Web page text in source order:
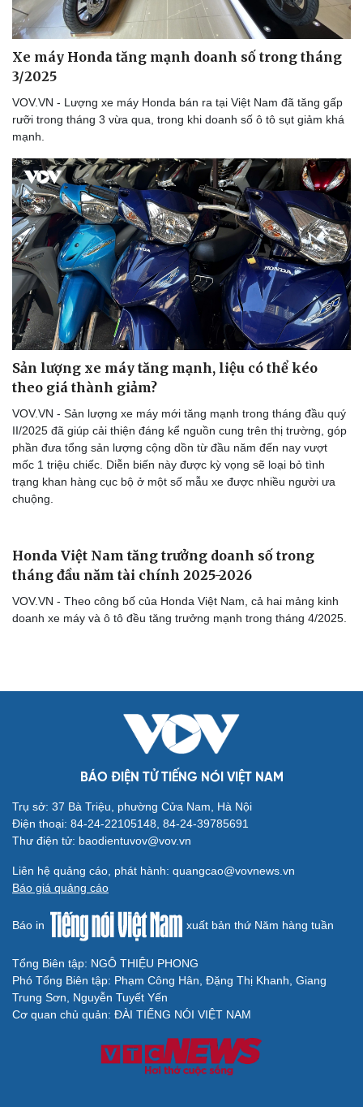
Cải chính
Xe máy Honda tăng mạnh doanh số trong tháng
3/2025
VOV.VN - Lượng xe máy Honda bán ra tại Việt Nam đã tăng gấp
rưỡi trong tháng 3 vừa qua, trong khi doanh số ô tô sụt giảm khá
mạnh.
Sản lượng xe máy tăng mạnh, liệu có thể kéo
theo giá thành giảm?
VOV.VN - Sản lượng xe máy mới tăng mạnh trong tháng đầu quý
II/2025 đã giúp cải thiện đáng kể nguồn cung trên thị trường, góp
phần đưa tổng sản lượng cộng dồn từ đầu năm đến nay vượt
mốc 1 triệu chiếc. Diễn biến này được kỳ vọng sẽ loại bỏ tình
trạng khan hàng cục bộ ở một số mẫu xe được nhiều người ưa
chuộng.
Honda Việt Nam tăng trưởng doanh số trong
tháng đầu năm tài chính 2025-2026
VOV.VN - Theo công bố của Honda Việt Nam, cả hai mảng kinh
doanh xe máy và ô tô đều tăng trưởng mạnh trong tháng 4/2025.
BÁO ĐIỆN TỬ TIẾNG NÓI VIỆT NAM
Trụ sở: 37 Bà Triệu, phường Cửa Nam, Hà Nội
Điện thoại: 84-24-22105148, 84-24-39785691
Thư điện tử: baodientuvov@vov.vn
Liên hệ quảng cáo, phát hành: quangcao@vovnews.vn
Báo giá quảng cáo
Báo in xuất bản thứ Năm hàng tuần
Tổng Biên tập: NGÔ THIỆU PHONG
Phó Tổng Biên tập: Phạm Công Hân, Đặng Thị Khanh, Giang
Trung Sơn, Nguyễn Tuyết Yến
Cơ quan chủ quản: ĐÀI TIẾNG NÓI VIỆT NAM